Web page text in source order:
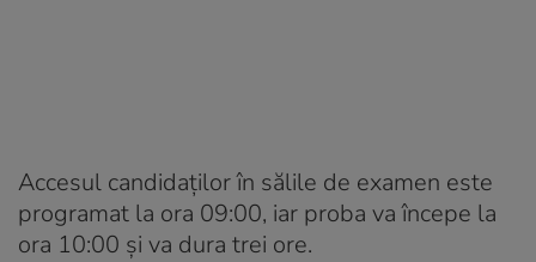
Accesul candidaților în sălile de examen este
programat la ora 09:00, iar proba va începe la
ora 10:00 și va dura trei ore.